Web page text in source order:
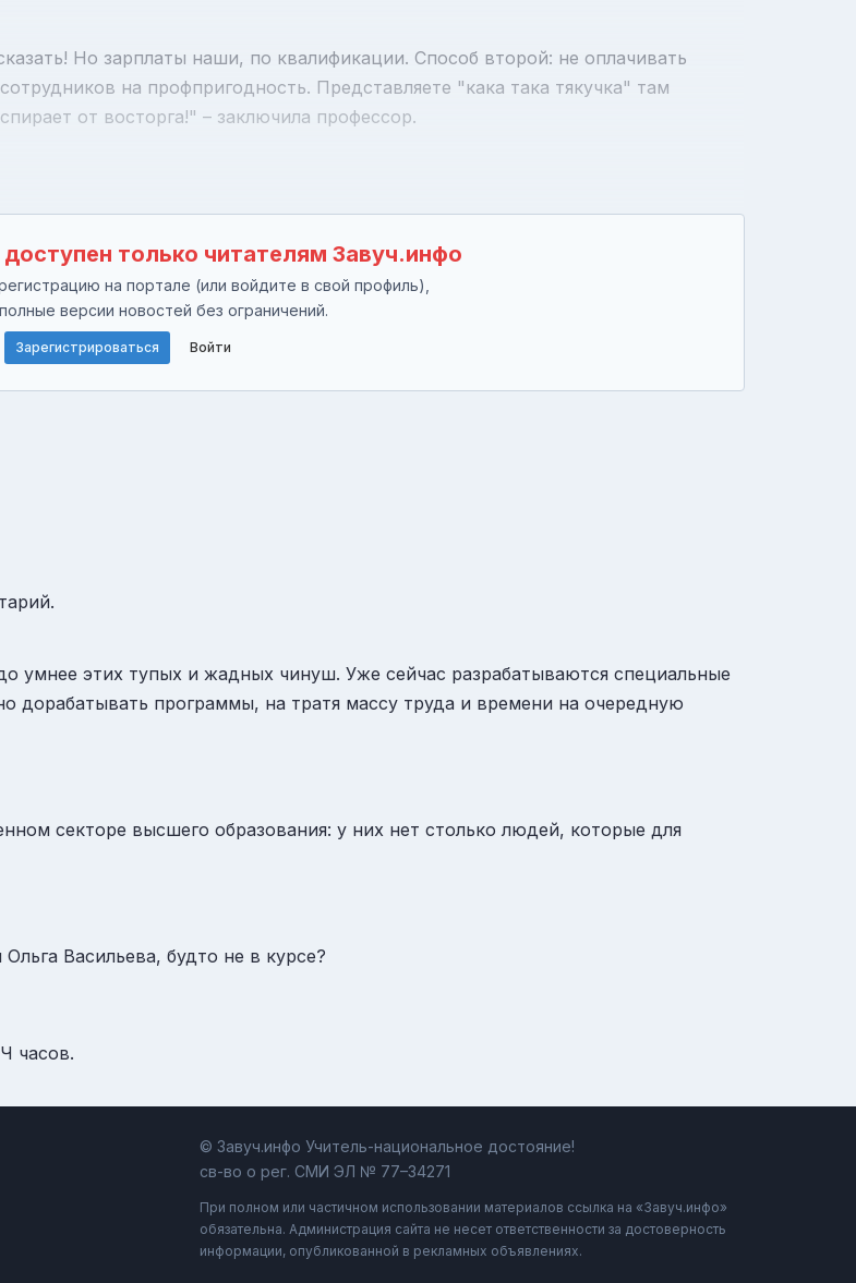
Но зарплаты наши, по квалификации. Способ второй: не оплачивать
на профпригодность. Представляете "кака така тякучка" там
от восторга!" – заключила профессор.
только читателям Завуч.инфо
на портале (или войдите в свой профиль),
версии новостей без ограничений.
Зарегистрироваться Войти
умнее этих тупых и жадных чинуш. Уже сейчас разрабатываются специальные
дорабатывать программы, на тратя массу труда и времени на очередную
секторе высшего образования: у них нет столько людей, которые для
Васильева, будто не в курсе?
часов.
© Завуч.инфо Учитель-национальное достояние!
св-во о рег. СМИ ЭЛ № 77–34271
При полном или частичном использовании материалов ссылка на «Завуч.инфо»
обязательна. Администрация сайта не несет ответственности за достоверность
информации, опубликованной в рекламных объявлениях.